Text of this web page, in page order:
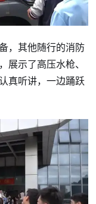
，其他随行的消防
展示了高压水枪、
真听讲，一边踊跃